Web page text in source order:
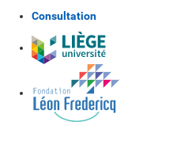
Consultation